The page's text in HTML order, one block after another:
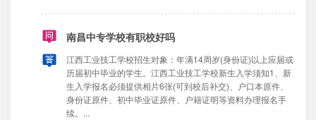
南昌中专学校有职校好吗
江西工业技工学校招生对象：年满14周岁(身份证)以上应届或
历届初中毕业的学生。江西工业技工学校新生入学须知1、新
生入学报名必须提供相片6张(可到校后补交)、户口本原件、
身份证原件、初中毕业证原件、户籍证明等资料办理报名手
续。...